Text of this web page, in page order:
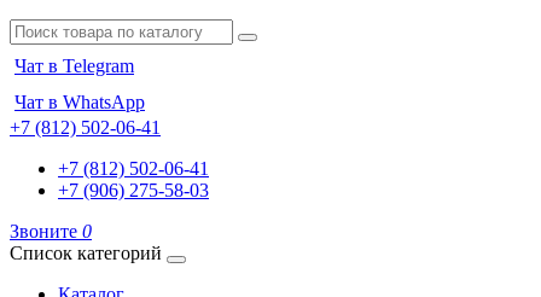
Чат в Telegram
Чат в WhatsApp
+7 (812) 502-06-41
+7 (812) 502-06-41
+7 (906) 275-58-03
Звоните 0
Список категорий